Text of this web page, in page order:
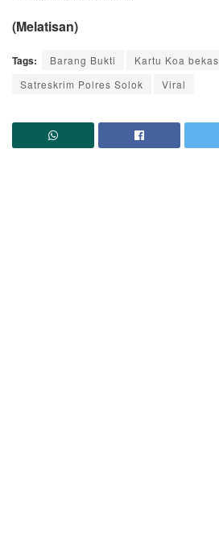
(Melatisan)
Tags: Barang Bukti Kartu Koa bekas
Satreskrim Polres Solok
Viral